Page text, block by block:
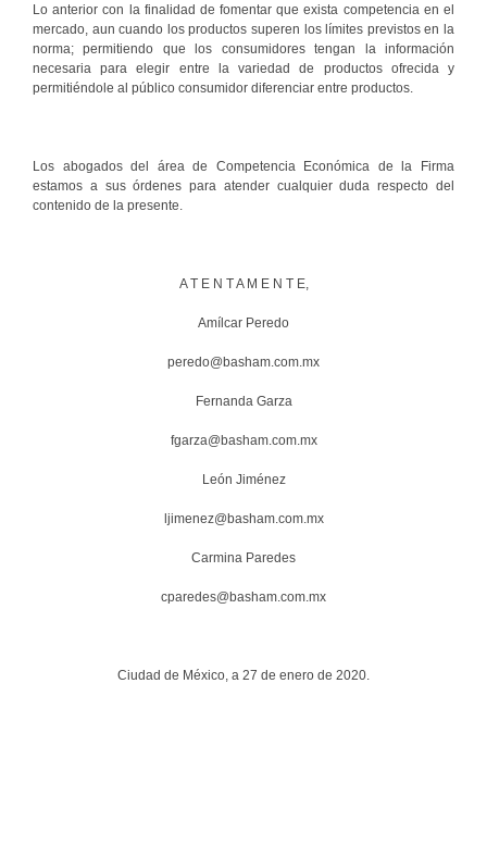
Lo anterior con la finalidad de fomentar que exista competencia en el
mercado, aun cuando los productos superen los límites previstos en la
norma; permitiendo que los consumidores tengan la información
necesaria para elegir entre la variedad de productos ofrecida y
permitiéndole al público consumidor diferenciar entre productos.
Los abogados del área de Competencia Económica de la Firma
estamos a sus órdenes para atender cualquier duda respecto del
contenido de la presente.
A T E N T A M E N T E,
Amílcar Peredo
peredo@basham.com.mx
Fernanda Garza
fgarza@basham.com.mx
León Jiménez
ljimenez@basham.com.mx
Carmina Paredes
cparedes@basham.com.mx
Ciudad de México, a 27 de enero de 2020.